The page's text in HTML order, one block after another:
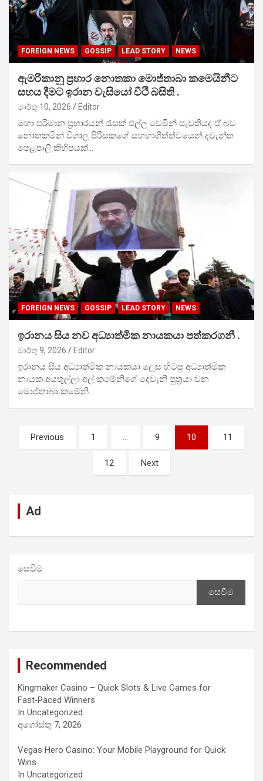
FOREIGN NEWS GOSSIP LEAD STORY NEWS
ඇමරිකානු ප්‍රහාර නොතකා මොජ්තාබා කමෙයිනීට
සහය දීමට ඉරාන වැසියෝ වීථි බසිති .
මාර්තු 10, 2026 Editor
මහා පරිමාන ප්‍රහාරයන් රැසක් එල්ල වෙමින් පැවතියද ඒ බව
නොතකමින් විශාල පිරිසකගේ සහභාගීත්ත්වයෙන් දවැන්ත
පෙළපාලි කිහිපයක්…
FOREIGN NEWS GOSSIP LEAD STORY NEWS
ඉරානය සිය නව අධ්‍යාත්මික නායකයා පත්කරගනී .
මාර්තු 9, 2026 Editor
ඉරානය සිය අධ්‍යාත්මික නායකයා ලෙස හිටපු අධ්‍යාත්මික
නායක අයතුල්ලා අල් කමේනිගේ දෙවැනි පුත්‍රයා වන
මොජ්තාබා කමේනි…
Posts
pagination
Previous 1 9 10 11
12 Next
Ad
සෙවීම
සෙවීම
Recommended
Kingmaker Casino – Quick Slots & Live Games for
Fast‑Paced Winners
In Uncategorized
අගෝස්තු 7, 2026
Vegas Hero Casino: Your Mobile Playground for Quick
Wins
In Uncategorized